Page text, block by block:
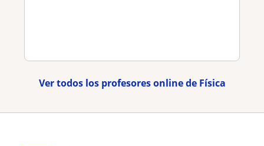
Ver todos los profesores online de Física